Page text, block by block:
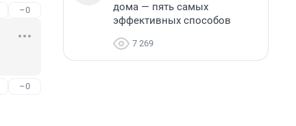
–0
–0
дома — пять самых
эффективных способов
7 269